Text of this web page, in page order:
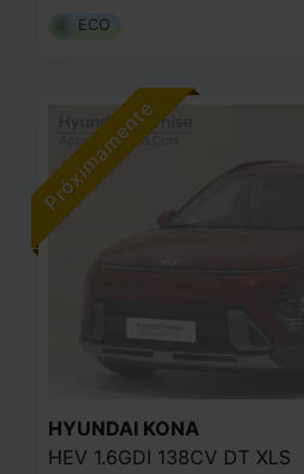
ECO
HYUNDAI KONA
HEV 1.6GDI 138CV DT XLS